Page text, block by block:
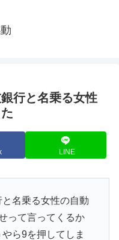
行と名乗る女性
LINE
名乗る女性の自動
って言ってくるか
ら9を押してしま